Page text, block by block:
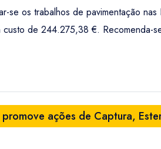
se os trabalhos de pavimentação
de 244.275,38 €. Recomenda-
ações de Captura,